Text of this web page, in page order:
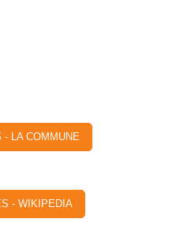
- LA COMMUNE
- WIKIPEDIA